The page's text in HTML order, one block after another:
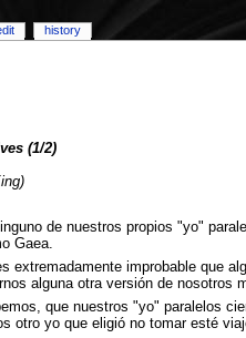
(1/2)
de nuestros propios "yo"
Gaea.
extremadamente improbable que
alguna otra versión de nosotros
que nuestros "yo" paralelos
otro yo que eligió no tomar esté
history